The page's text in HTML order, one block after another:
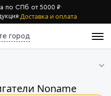
по СПб от 5000 ₽·
·Доставка и оплата
город
Noname